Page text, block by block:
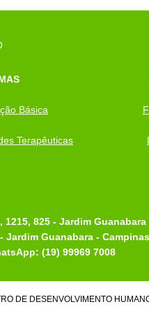
Básica
Terapêuticas
825 - Jardim Guanabara
Jardim Guanabara -
(19) 99969 7008
DE DESENVOLVIMENTO